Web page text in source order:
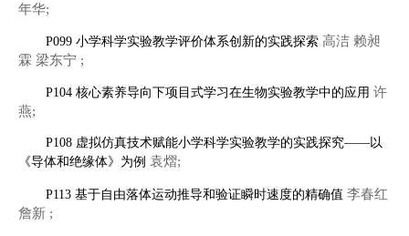
年华;
P099 小学科学实验教学评价体系创新的实践探索 高洁 赖昶
霖 梁东宁 ;
P104 核心素养导向下项目式学习在生物实验教学中的应用 许
燕;
P108 虚拟仿真技术赋能小学科学实验教学的实践探究——以
《导体和绝缘体》为例 袁熠;
P113 基于自由落体运动推导和验证瞬时速度的精确值 李春红
詹新 ;